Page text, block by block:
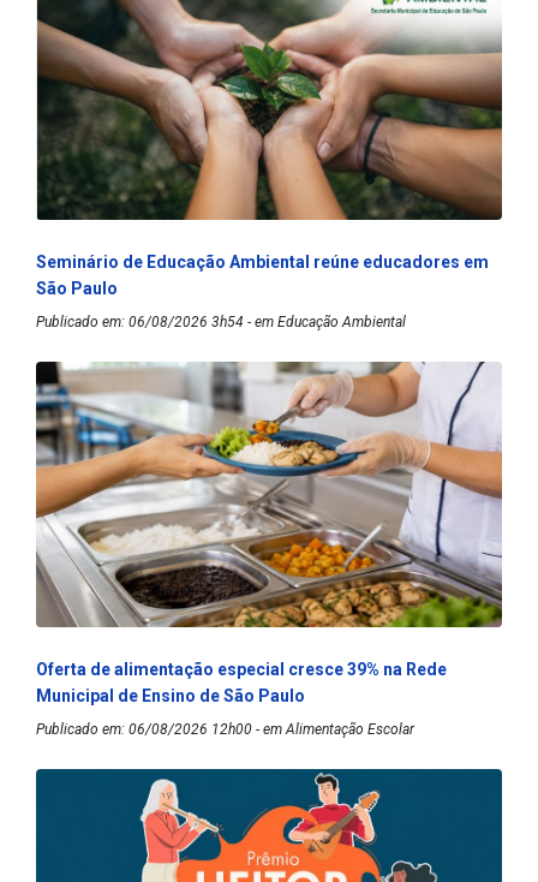
Seminário de Educação Ambiental reúne educadores em
São Paulo
Publicado em: 06/08/2026 3h54 - em Educação Ambiental
Oferta de alimentação especial cresce 39% na Rede
Municipal de Ensino de São Paulo
Publicado em: 06/08/2026 12h00 - em Alimentação Escolar